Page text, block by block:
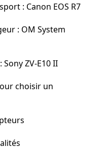
: Canon EOS R7
: OM System
ZV-E10 II
choisir un